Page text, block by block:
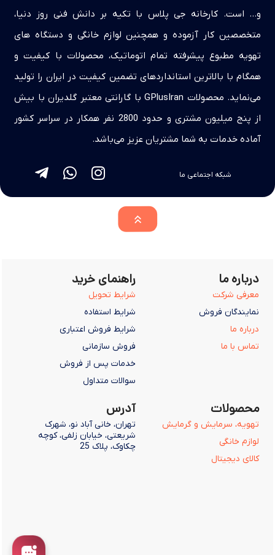
آبان 13, 1403
خوب است؟
مهر 9, 1403
مقایسه کولر گازی بوش با کولر گازی جی
پلاس:اسپلیت Bosch بهتره یا Gplus؟
مهر 7, 1403
معرفی کولر گازی توشیبا: آیا اسپلیت Toshiba
مقایسه کولرگازی توشیبا با جی پلاس: اسپلیت
معرفی کولر گازی دایکین: آیا اسپلیت Dikin
خوب است؟
و… است. کارخانه جی پلاس با تکیه بر دانش فنی روز دنیا،
متخصصین کار آزموده و همچنین لوازم خانگی و دستگاه های
تهویه مطبوع پیشرفته تمام اتوماتیک، محصولات با کیفیت و
همگام با بالاترین استانداردهای تضمین کیفیت در ایران را تولید
می‌نماید. محصولات GPlusIran با گارانتی معتبر گلدیران با بیش
از پنج میلیون مشتری و حدود 2800 نفر همکار در سراسر کشور
آماده خدمات به شما مشتریان عزیز می‌باشد.
شبکه اجتماعی ما
درباره ما
معرفی شرکت
نمایندگان فروش
درباره ما
تماس با ما
راهنمای خرید
شرایط تحویل
شرایط استفاده
شرایط فروش اعتباری
فروش سازمانی
خدمات پس از فروش
سوالات متداول
محصولات
تهویه، سرمایش و گرمایش
لوازم خانگی
کالای دیجیتال
آدرس
تهران، خانی آباد نو، شهرک
شریعتی، خیابان زلفی، کوچه
چکاوک، پلاک 25